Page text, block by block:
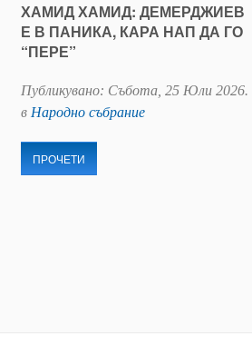
ХАМИД ХАМИД: ДЕМЕРДЖИЕВ
Е В ПАНИКА, КАРА НАП ДА ГО
“ПЕРЕ”
Публикувано: Събота, 25 Юли 2026.
в Народно събрание
ПРОЧЕТИ